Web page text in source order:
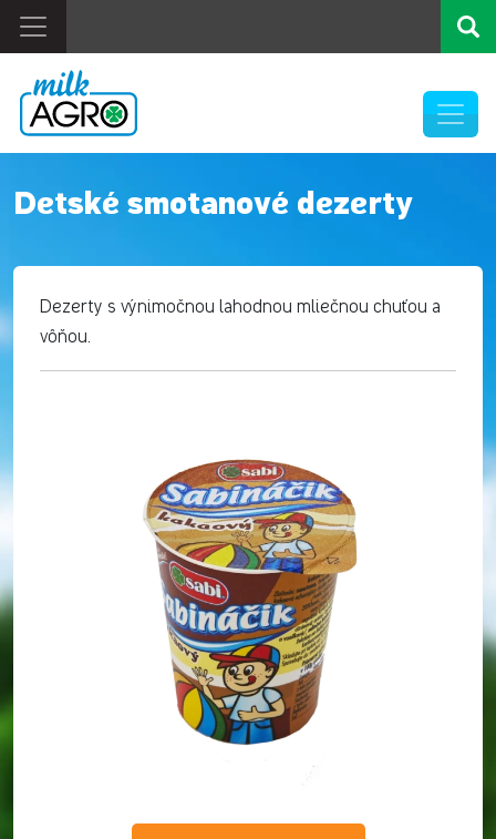
Detské smotanové dezerty
Dezerty s výnimočnou lahodnou mliečnou chuťou a
vôňou.